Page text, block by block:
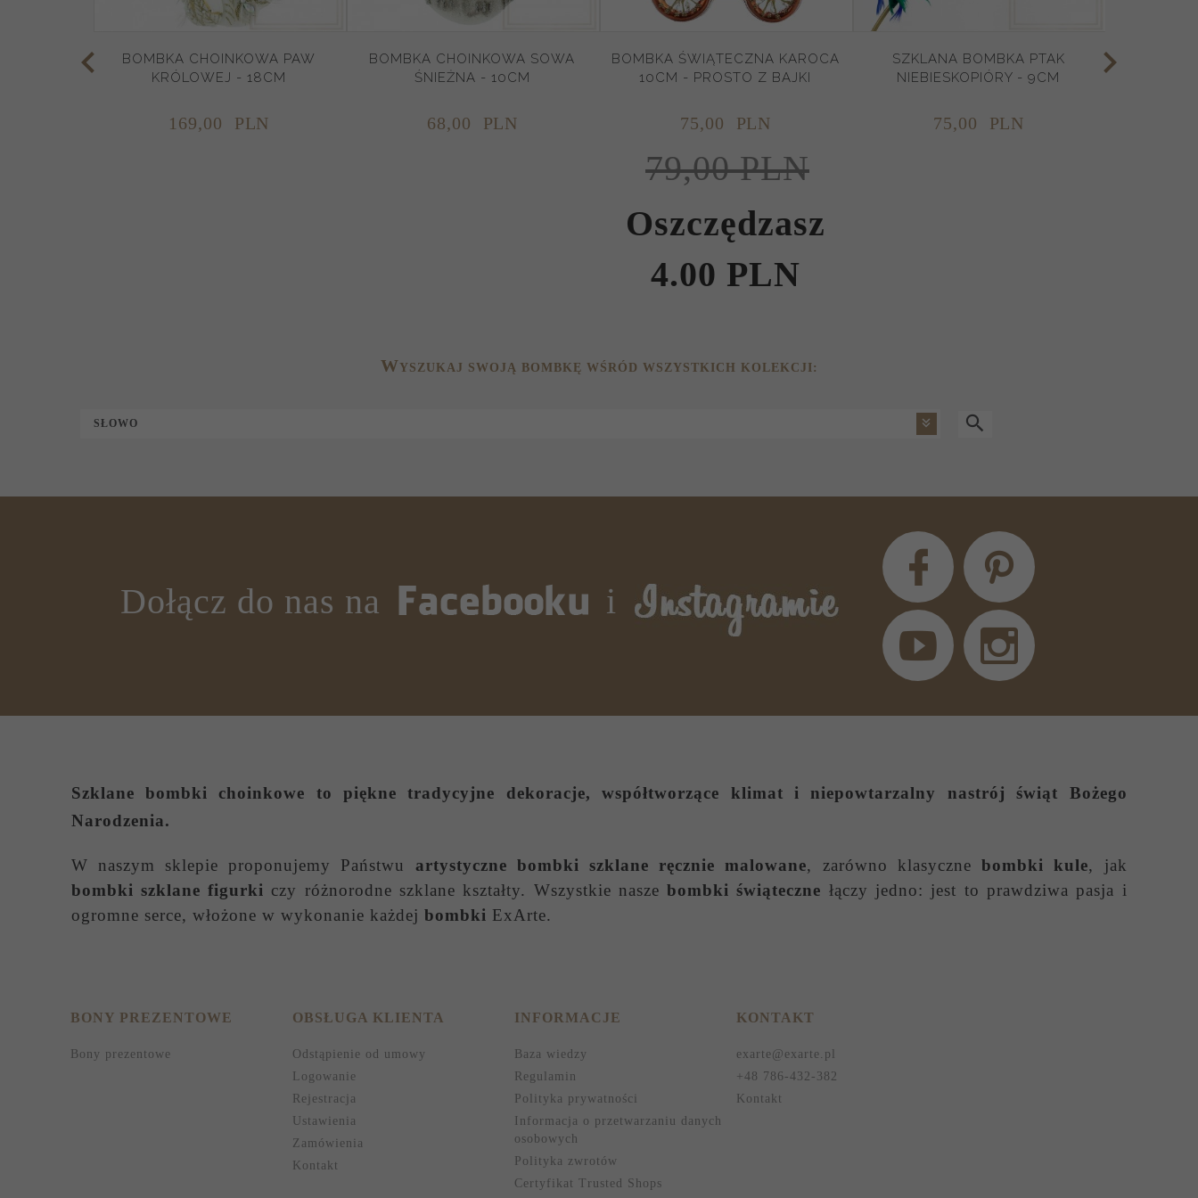
BOMBKA CHOINKOWA PAW
KRÓLOWEJ - 18CM
169,00 PLN
BOMBKA CHOINKOWA SOWA
ŚNIEŻNA - 10CM
68,00 PLN
BOMBKA ŚWIĄTECZNA KAROCA
10CM - PROSTO Z BAJKI
75,00 PLN
79,00 PLN
Oszczędzasz
4.00 PLN
SZKLANA BOMBKA PTAK
NIEBIESKOPIÓRY - 9CM
75,00 PLN
WYSZUKAJ SWOJĄ BOMBKĘ WŚRÓD WSZYSTKICH KOLEKCJI:
SŁOWO
Dołącz do nas na i
Szklane bombki choinkowe to piękne tradycyjne dekoracje, współtworzące klimat i niepowtarzalny nastrój świąt Bożego
Narodzenia.
W naszym sklepie proponujemy Państwu artystyczne bombki szklane ręcznie malowane, zarówno klasycznebombki kule, jak
bombki szklane figurki czy różnorodne szklane kształty. Wszystkie naszebombki świąteczne łączy jedno: jest to prawdziwa pasja i
ogromne serce, włożone w wykonanie każdej bombki ExArte.
BONY PREZENTOWE
Bony prezentowe
OBSŁUGA KLIENTA
Odstąpienie od umowy
Logowanie
Rejestracja
Ustawienia
Zamówienia
Kontakt
INFORMACJE
Baza wiedzy
Regulamin
Polityka prywatności
Informacja o przetwarzaniu danych
osobowych
Polityka zwrotów
Certyfikat Trusted Shops
KONTAKT
exarte@exarte.pl
+48 786-432-382
Kontakt